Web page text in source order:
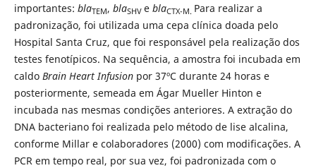
importantes: blaTEM, blaSHV e blaCTX-M. Para realizar a
padronização, foi utilizada uma cepa clínica doada pelo
Hospital Santa Cruz, que foi responsável pela realização dos
testes fenotípicos. Na sequência, a amostra foi incubada em
caldo Brain Heart Infusionpor 37ºC durante 24 horas e
posteriormente, semeada em Ágar Mueller Hinton e
incubada nas mesmas condições anteriores. A extração do
DNA bacteriano foi realizada pelo método de lise alcalina,
conforme Millar e colaboradores (2000) com modificações. A
PCR em tempo real, por sua vez, foi padronizada com o